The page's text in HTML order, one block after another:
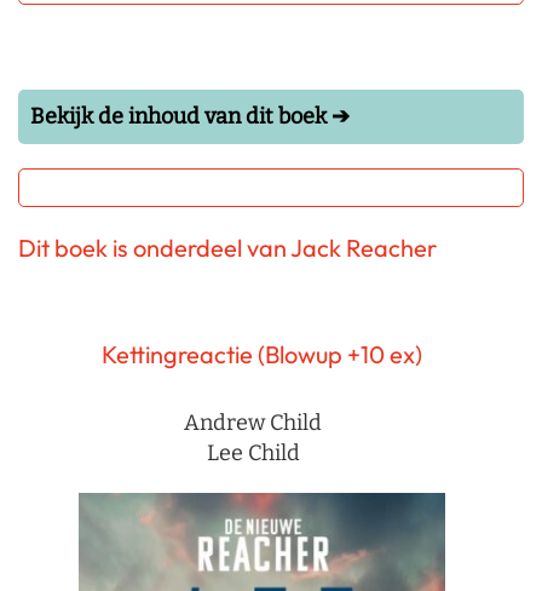
Bekijk de inhoud van dit boek ➔
Dit boek is onderdeel van Jack Reacher
Kettingreactie (Blowup +10 ex)
Andrew Child
Lee Child